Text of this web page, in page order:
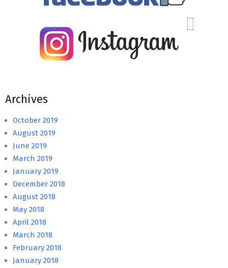
Archives
October 2019
August 2019
June 2019
March 2019
January 2019
December 2018
August 2018
May 2018
April 2018
March 2018
February 2018
January 2018